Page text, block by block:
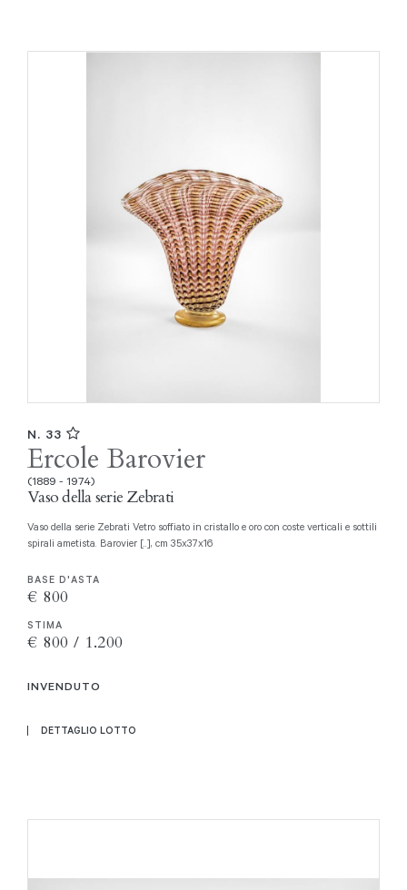
N. 33
Ercole Barovier
(1889 - 1974)
Vaso della serie Zebrati
Vaso della serie Zebrati Vetro soffiato in cristallo e oro con coste verticali e sottili
spirali ametista. Barovier [..], cm 35x37x16
BASE D'ASTA
€ 800
STIMA
€ 800 / 1.200
INVENDUTO
DETTAGLIO LOTTO